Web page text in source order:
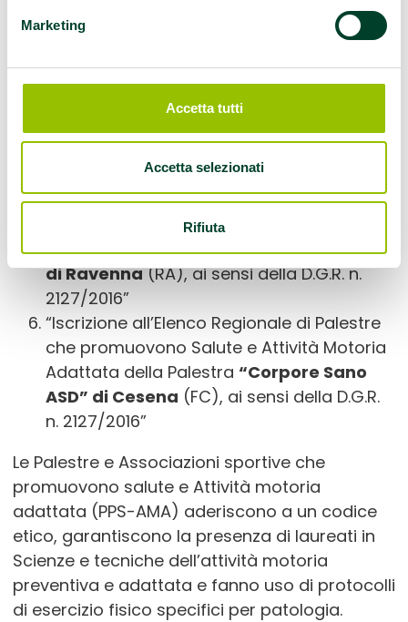
Marketing
Accetta tutti
Accetta selezionati
Rifiuta
Modena EST” di Modena
(MO) ai sensi
Associazioni Sportive che promuovono
Wellness” di Castelfranco Emilia(MO) ai
sensi della D.G.R. n. 2127/2016”
“Iscrizione all’Elenco Regionale di Palestre
che promuovono Salute e Attività Motoria
Adattata della Palestra “Body House ASD”
di Ravenna(RA), ai sensi della D.G.R. n.
2127/2016”
“Iscrizione all’Elenco Regionale di Palestre
che promuovono Salute e Attività Motoria
Adattata della Palestra “Corpore Sano
ASD” di Cesena (FC), ai sensi della D.G.R.
n. 2127/2016”
Le Palestre e Associazioni sportive che
promuovono salute e Attività motoria
adattata (PPS-AMA) aderiscono a un codice
etico, garantiscono la presenza di laureati in
Scienze e tecniche dell’attività motoria
preventiva e adattata e fanno uso di protocolli
di esercizio fisico specifici per patologia.